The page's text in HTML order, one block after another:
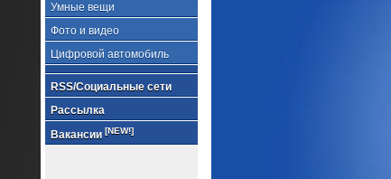
Умные вещи
Фото и видео
Цифровой автомобиль
RSS/Социальные сети
Рассылка
Вакансии [NEW!]